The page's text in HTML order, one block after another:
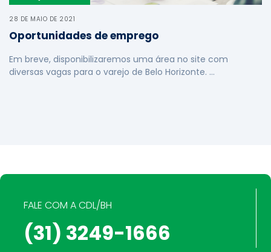
28 DE MAIO DE 2021
Oportunidades de emprego
Em breve, disponibilizaremos uma área no site com
diversas vagas para o varejo de Belo Horizonte. …
FALE COM A CDL/BH
(31) 3249-1666